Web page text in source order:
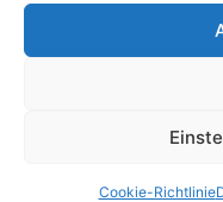
Cookie-Richtlinie
© 2018 Erdungswelt